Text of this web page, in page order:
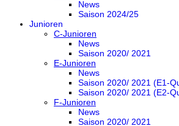
News
Saison 2024/25
Junioren
C-Junioren
News
Saison 2020/ 2021
E-Junioren
News
Saison 2020/ 2021 (E1-
Saison 2020/ 2021 (E2-
F-Junioren
News
Saison 2020/ 2021